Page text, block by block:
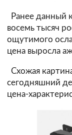
Ранее данный
восемь тысяч
ощутимого
цена выросла
Схожая
сегодняшний
цена-